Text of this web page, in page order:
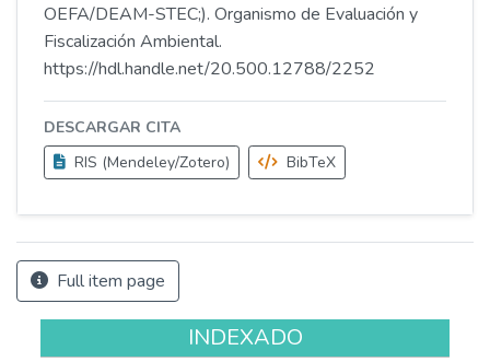
OEFA/DEAM-STEC;). Organismo de Evaluación y
Fiscalización Ambiental.
https://hdl.handle.net/20.500.12788/2252
DESCARGAR CITA
RIS (Mendeley/Zotero)
BibTeX
Full item page
INDEXADO